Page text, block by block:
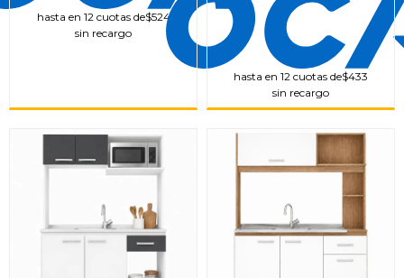
hasta en 12 cuotas de$524
sin recargo
hasta en 12 cuotas de$433
sin recargo